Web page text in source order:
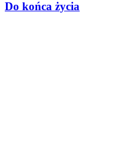
Do końca życia